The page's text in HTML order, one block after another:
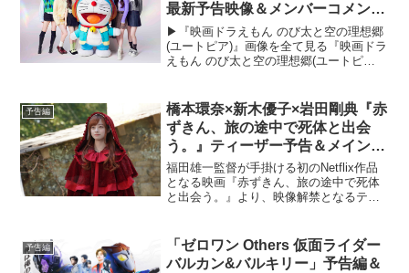
最新予告映像＆メンバーコメント
到着
▶︎『映画ドラえもん のび太と空の理想郷
(ユートピア)』画像を全て見る『映画ドラ
えもん のび太と空の理想郷(ユートピ
となる書き下ろし楽曲「Paradise」
が、...
予告編
橋本環奈×新木優子×岩田剛典『赤
ずきん、旅の途中で死体と出会
う。』ティーザー予告＆メインキ
ャラクターカット解禁！
福田雄一監督が手掛ける初のNetflix作品
となる映画『赤ずきん、旅の途中で死体
と出会う。』より、映像解禁となるティ
子)＆王子様(岩田剛典)のメインキャラク
ターカッ...
予告編
「ゼロワン Others 仮面ライダー
バルカン&バルキリー」予告編＆